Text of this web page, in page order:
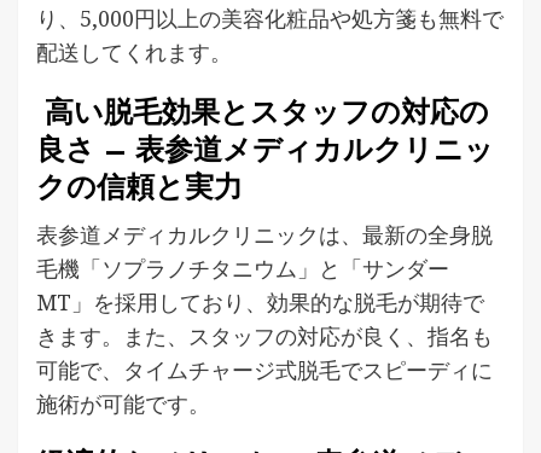
り、5,000円以上の美容化粧品や処方箋も無料で
配送してくれます。
高い脱毛効果とスタッフの対応の
良さ – 表参道メディカルクリニッ
クの信頼と実力
表参道メディカルクリニックは、最新の全身脱
毛機「ソプラノチタニウム」と「サンダー
MT」を採用しており、効果的な脱毛が期待で
きます。また、スタッフの対応が良く、指名も
可能で、タイムチャージ式脱毛でスピーディに
施術が可能です。